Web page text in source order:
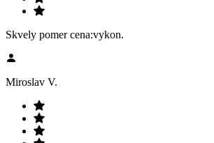
Skvely pomer cena:vykon.
Miroslav V.